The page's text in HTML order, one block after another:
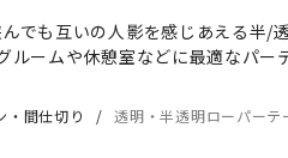
でも互いの人影を感じあえる半/
ルームや休憩室などに最適なパー
・間仕切り 透明・半透明ローパーテ